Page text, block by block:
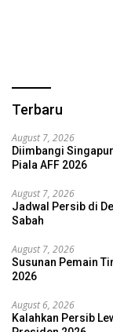
Terbaru
August 7, 2026
Diimbangi
Piala AFF 2026
August 7, 2026
Jadwal Persib di
Sabah
August 7, 2026
Susunan Pemain
2026
August 6, 2026
Kalahkan Persib